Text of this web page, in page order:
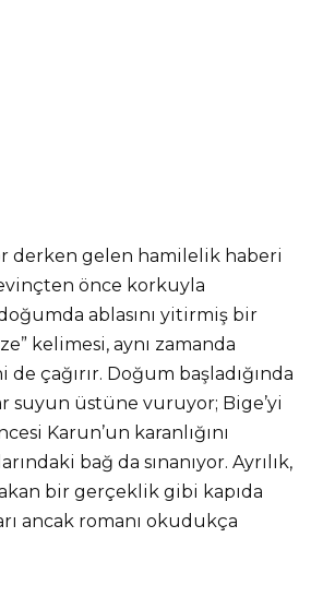
derken gelen hamilelik haberi
önce korkuyla
ablasını yitirmiş bir
kelimesi, aynı zamanda
çağırır. Doğum başladığında
suyun üstüne vuruyor; Bige’yi
Karun’un karanlığını
bağ da sınanıyor. Ayrılık,
bir gerçeklik gibi kapıda
ancak romanı okudukça